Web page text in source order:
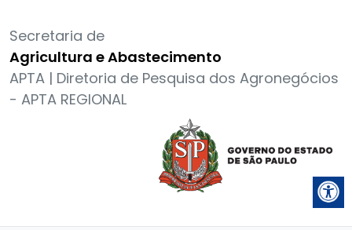
Secretaria de
Agricultura e Abastecimento
APTA | Diretoria de Pesquisa dos Agronegócios
- APTA REGIONAL